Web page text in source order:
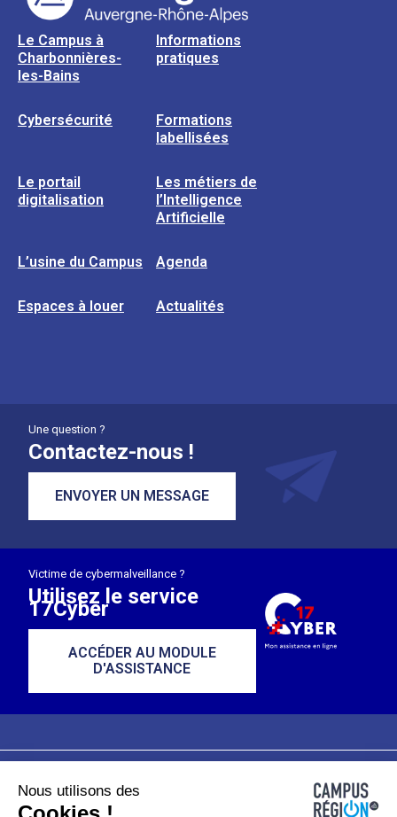
Le Campus à
Charbonnières-
les-Bains
Informations
pratiques
Cybersécurité
Formations
labellisées
Le portail
digitalisation
Les métiers de
l’Intelligence
Artificielle
L’usine du Campus Agenda
Espaces à louer Actualités
Une question ?
Contactez-nous !
ENVOYER UN MESSAGE
Victime de cybermalveillance ?
Utilisez le service
17Cyber
ACCÉDER AU MODULE
D'ASSISTANCE
Plan du site
Nous utilisons des